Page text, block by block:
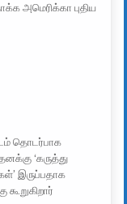
அமெரிக்கா புதிய
தொடர்பாக
‘கருத்து
இருப்பதாக
கூறுகிறார்